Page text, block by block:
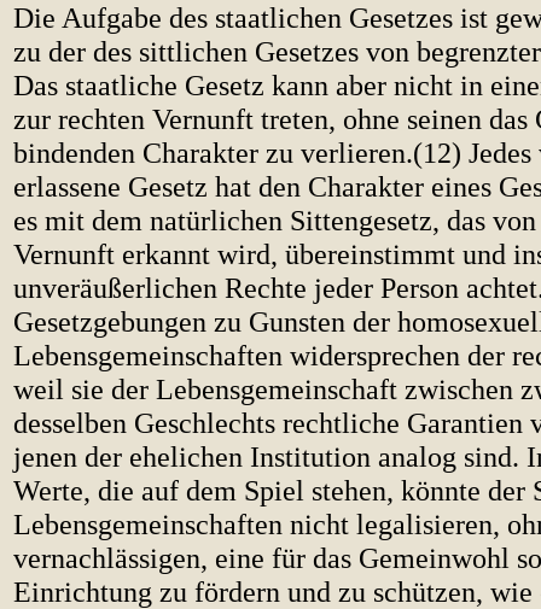
Die Aufgabe des staatlichen Gesetzes ist
zu der des sittlichen Gesetzes von
Das staatliche Gesetz kann aber nicht in
zur rechten Vernunft treten, ohne seinen das
bindenden Charakter zu verlieren.(12)
erlassene Gesetz hat den Charakter eines
es mit dem natürlichen Sittengesetz, das
Vernunft erkannt wird, übereinstimmt und
unveräußerlichen Rechte jeder Person
Gesetzgebungen zu Gunsten der
Lebensgemeinschaften widersprechen der
weil sie der Lebensgemeinschaft zwischen
desselben Geschlechts rechtliche Garantien
jenen der ehelichen Institution analog sind.
Werte, die auf dem Spiel stehen, könnte der
Lebensgemeinschaften nicht legalisieren,
vernachlässigen, eine für das Gemeinwohl
Einrichtung zu fördern und zu schützen, wie